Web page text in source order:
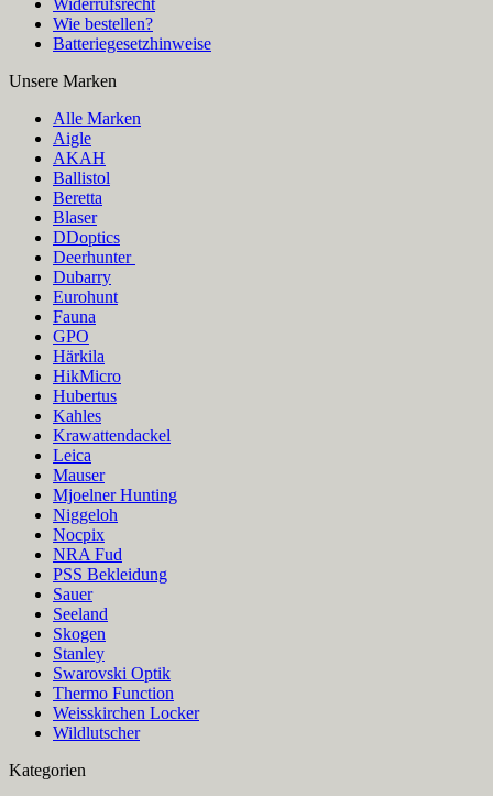
Wie bestellen?
Batteriegesetzhinweise
Unsere Marken
Alle Marken
Aigle
AKAH
Ballistol
Beretta
Blaser
DDoptics
Deerhunter
Dubarry
Eurohunt
Fauna
GPO
Härkila
HikMicro
Hubertus
Kahles
Krawattendackel
Leica
Mauser
Mjoelner Hunting
Niggeloh
Nocpix
NRA Fud
PSS Bekleidung
Sauer
Seeland
Skogen
Stanley
Swarovski Optik
Thermo Function
Weisskirchen Locker
Wildlutscher
Kategorien